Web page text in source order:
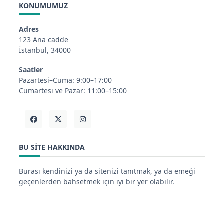
KONUMUMUZ
Adres
123 Ana cadde
İstanbul, 34000
Saatler
Pazartesi–Cuma: 9:00–17:00
Cumartesi ve Pazar: 11:00–15:00
BU SITE HAKKINDA
Burası kendinizi ya da sitenizi tanıtmak, ya da emeği
geçenlerden bahsetmek için iyi bir yer olabilir.